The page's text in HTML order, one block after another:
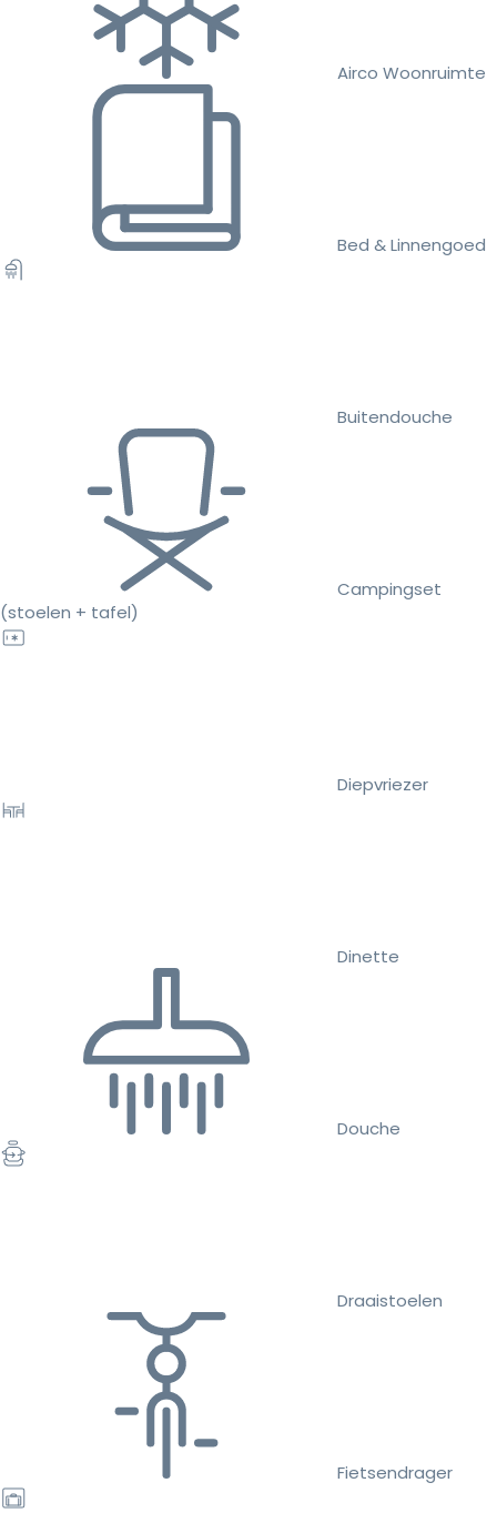
Airco Woonruimte
Bed & Linnengoed
Buitendouche
Campingset
(stoelen + tafel)
Diepvriezer
Dinette
Douche
Draaistoelen
Fietsendrager